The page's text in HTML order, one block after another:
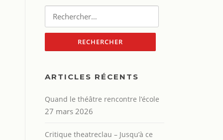
Rechercher :
ARTICLES RÉCENTS
Quand le théâtre rencontre l’école
27 mars 2026
Critique theatreclau – Jusqu’à ce